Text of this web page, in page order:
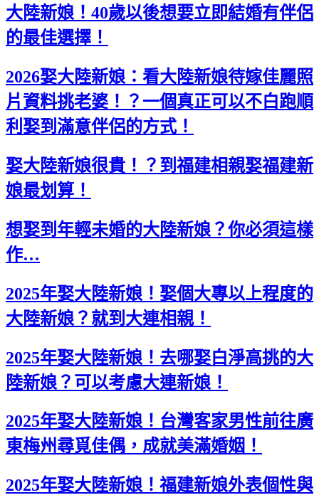
大陸新娘！40歲以後想要立即結婚有伴侶
的最佳選擇！
2026娶大陸新娘：看大陸新娘待嫁佳麗照
片資料挑老婆！？一個真正可以不白跑順
利娶到滿意伴侶的方式！
娶大陸新娘很貴！？到福建相親娶福建新
娘最划算！
想娶到年輕未婚的大陸新娘？你必須這樣
作…
2025年娶大陸新娘！娶個大專以上程度的
大陸新娘？就到大連相親！
2025年娶大陸新娘！去哪娶白淨高挑的大
陸新娘？可以考慮大連新娘！
2025年娶大陸新娘！台灣客家男性前往廣
東梅州尋覓佳偶，成就美滿婚姻！
2025年娶大陸新娘！福建新娘外表個性與